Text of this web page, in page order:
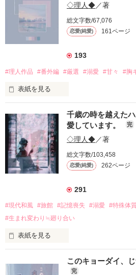
生意気な男に出会った。
2度と関わりたくないって思っていた
数日後、
そして、
“しあわせ”を、くれたんだ。
＊
あの日出会った、生意気な女子高生。
◇理人◆／著
総文字数/67,076
恋愛(純愛) 161ページ
193
#理人作品 #番外編 #厳選 #溺愛 #甘々 #胸
表紙を見る
理人作品厳選─番外編集─
•┈┈┈••✦☪︎✦••┈┈┈•
【早瀬 真冬　×　柊 エマ】
千歳の時を越えた
愛しています。
完
◇理人◆／著
総文字数/103,458
恋愛(純愛) 262ページ
291
#現代和風 #旅館 #記憶喪失 #溺愛 #特殊体
#生まれ変わり≒廻り合い
表紙を見る
このキョーダイ、
完